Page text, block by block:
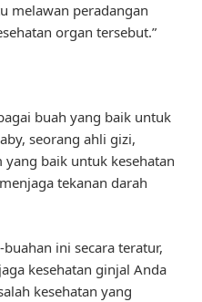
melawan peradangan
organ tersebut.”
buah yang baik untuk
seorang ahli gizi,
baik untuk kesehatan
tekanan darah
ini secara teratur,
kesehatan ginjal Anda
kesehatan yang